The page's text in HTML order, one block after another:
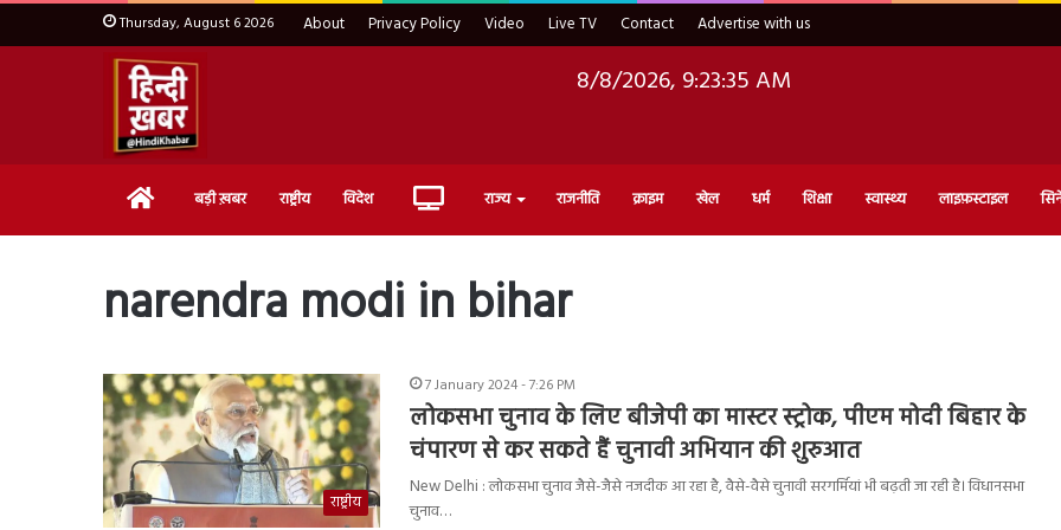
Thursday, August 6 2026 About Privacy Policy Video Live TV Contact Advertise with us
8/8/2026, 9:23:36 AM
Home बड़ी ख़बर राष्ट्रीय विदेश Live राज्य राजनीति क्राइम खेल धर्म शिक्षा स्वास्थ्य लाइफ़स्टाइल
narendra modi in bihar
राष्ट्रीय
7 January 2024 - 7:26 PM
लोकसभा चुनाव के लिए बीजेपी का मास्टर स्ट्रोक, पीएम मोदी बिहार के
चंपारण से कर सकते हैं चुनावी अभियान की शुरुआत
New Delhi : लोकसभा चुनाव जैसे-जैसे नजदीक आ रहा है, वैसे-वैसे चुनावी सरगर्मियां भी बढ़ती जा रही है। विधानसभा
चुनाव…